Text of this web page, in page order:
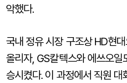
악했다.
국내 정유 시장 구조상 HD현
올리자, GS칼텍스와 에쓰오
승시켰다. 이 과정에서 직원